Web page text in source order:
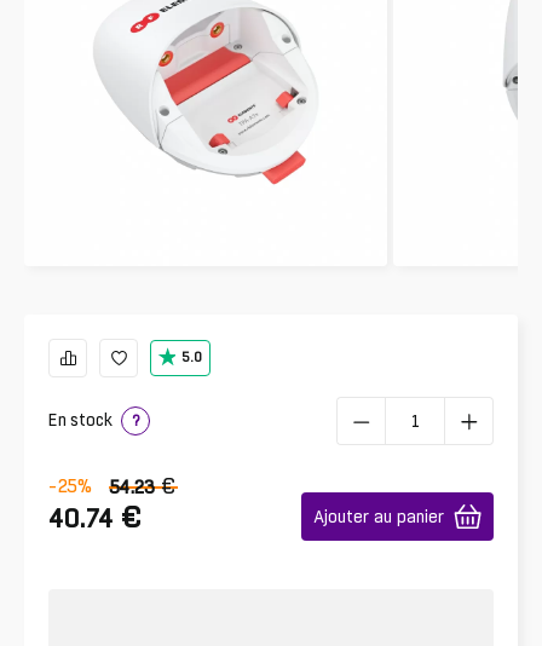
5.0
En stock ?
-25% 54.23 €
40.74 € Ajouter au panier